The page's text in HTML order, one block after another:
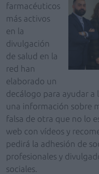
farmacéuticos
más activos
en la
divulgación
de salud en la
red han
elaborado un
decálogo para ayudar
una información sobre
falsa de otra que no lo
web con vídeos y
pedirá la adhesión de
profesionales y
sociales.